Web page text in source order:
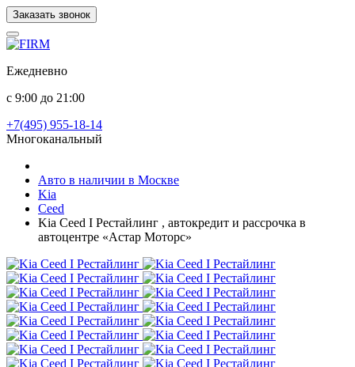
Заказать звонок
Ежедневно
с 9:00 до 21:00
+7(495) 955-18-14
Многоканальный
Авто в наличии в Москве
Kia
Ceed
Kia Ceed I Рестайлинг , автокредит и рассрочка в
автоцентре «Астар Моторс»